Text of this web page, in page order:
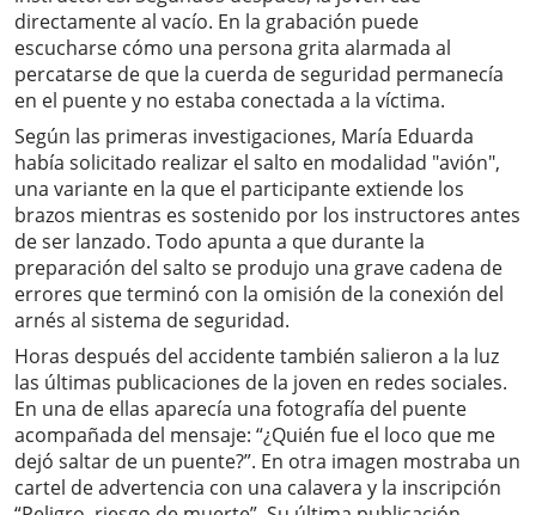
directamente al vacío. En la grabación puede
escucharse cómo una persona grita alarmada al
percatarse de que la cuerda de seguridad permanecía
en el puente y no estaba conectada a la víctima.
Según las primeras investigaciones, María Eduarda
había solicitado realizar el salto en modalidad "avión",
una variante en la que el participante extiende los
brazos mientras es sostenido por los instructores antes
de ser lanzado. Todo apunta a que durante la
preparación del salto se produjo una grave cadena de
errores que terminó con la omisión de la conexión del
arnés al sistema de seguridad.
Horas después del accidente también salieron a la luz
las últimas publicaciones de la joven en redes sociales.
En una de ellas aparecía una fotografía del puente
acompañada del mensaje: “¿Quién fue el loco que me
dejó saltar de un puente?”. En otra imagen mostraba un
cartel de advertencia con una calavera y la inscripción